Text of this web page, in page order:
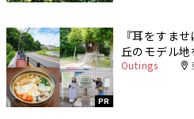
PR
『耳をすま
丘のモデル
Outings